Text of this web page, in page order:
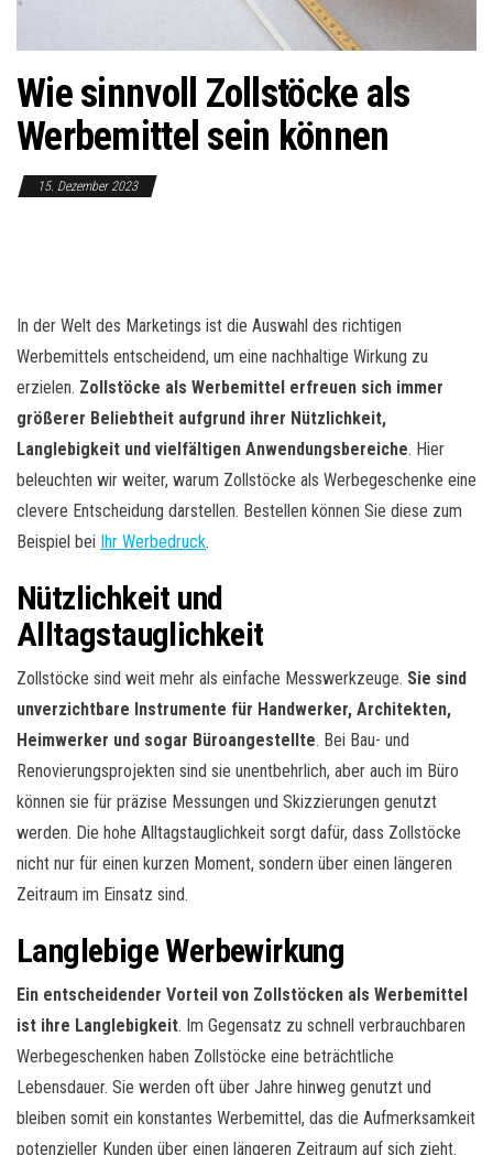
Wie sinnvoll Zollstöcke als
Werbemittel sein können
15. Dezember 2023
In der Welt des Marketings ist die Auswahl des richtigen
Werbemittels entscheidend, um eine nachhaltige Wirkung zu
erzielen. Zollstöcke als Werbemittel erfreuen sich immer
größerer Beliebtheit aufgrund ihrer Nützlichkeit,
Langlebigkeit und vielfältigen Anwendungsbereiche. Hier
beleuchten wir weiter, warum Zollstöcke als Werbegeschenke eine
clevere Entscheidung darstellen. Bestellen können Sie diese zum
Beispiel bei Ihr Werbedruck.
Nützlichkeit und
Alltagstauglichkeit
Zollstöcke sind weit mehr als einfache Messwerkzeuge. Sie sind
unverzichtbare Instrumente für Handwerker, Architekten,
Heimwerker und sogar Büroangestellte. Bei Bau- und
Renovierungsprojekten sind sie unentbehrlich, aber auch im Büro
können sie für präzise Messungen und Skizzierungen genutzt
werden. Die hohe Alltagstauglichkeit sorgt dafür, dass Zollstöcke
nicht nur für einen kurzen Moment, sondern über einen längeren
Zeitraum im Einsatz sind.
Langlebige Werbewirkung
Ein entscheidender Vorteil von Zollstöcken als Werbemittel
ist ihre Langlebigkeit. Im Gegensatz zu schnell verbrauchbaren
Werbegeschenken haben Zollstöcke eine beträchtliche
Lebensdauer. Sie werden oft über Jahre hinweg genutzt und
bleiben somit ein konstantes Werbemittel, das die Aufmerksamkeit
potenzieller Kunden über einen längeren Zeitraum auf sich zieht.